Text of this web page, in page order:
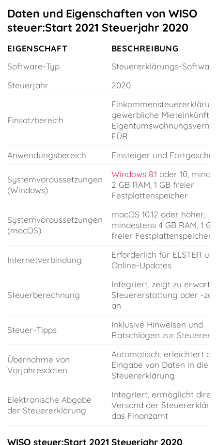
Daten und Eigenschaften von WISO
steuer:Start 2021 Steuerjahr 2020
EIGENSCHAFT
BESCHREIBUNG
Software-Typ
Steuererklärungs-Software
Steuerjahr
2020
Einsatzbereich
gewerbliche Mieteinkünfte,
EÜR
Anwendungsbereich
Einsteiger und
Systemvoraussetzungen
(Windows)
Windows 8.1 oder 10,
2 GB RAM, 1 GB freier
Festplattenspeicher
Systemvoraussetzungen
(macOS)
macOS 10.12 oder höher,
mindestens 4 GB RAM, 1 GB
freier Festplattenspeicher
Internetverbindung
Erforderlich für ELSTER
Online-Updates
Steuerberechnung
Integriert, zeigt zu
Steuererstattung oder -
an
Steuer-Tipps
Inklusive Hinweisen und
Ratschlägen zur
Übernahme von
Vorjahresdaten
Automatisch, erleichtert
Eingabe von Daten in die
Steuererklärung
Elektronische Abgabe
der Steuererklärung
Integriert, ermöglicht
Versand der
das Finanzamt
WISO steuer:Start 2021 Steuerjahr 2020